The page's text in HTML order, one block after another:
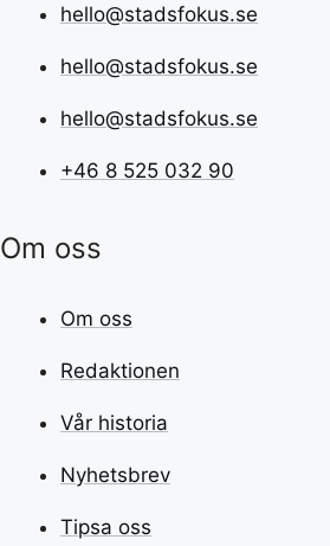
hello@stadsfokus.se
hello@stadsfokus.se
hello@stadsfokus.se
+46 8 525 032 90
Om oss
Om oss
Redaktionen
Vår historia
Nyhetsbrev
Tipsa oss